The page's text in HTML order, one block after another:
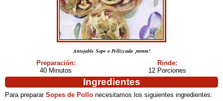
Antojable Sope o Pellizcada ¡mmm!
Preparación:
40 Minutos
Rinde:
12 Porciones
Ingredientes
Para preparar Sopes de Pollo necesitamos los siguientes ingredientes: